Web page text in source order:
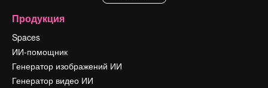
Продукция
Spaces
ИИ-помощник
Генератор изображений ИИ
Генератор видео ИИ